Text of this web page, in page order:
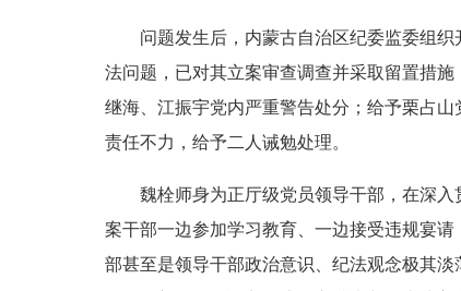
问题发生后，内蒙古自治区纪委监委组织
法问题，已对其立案审查调查并采取留置措
继海、江振宇党内严重警告处分；给予栗占
责任不力，给予二人诫勉处理。
魏栓师身为正厅级党员领导干部，在深入
案干部一边参加学习教育、一边接受违规宴
部甚至是领导干部政治意识、纪法观念极其